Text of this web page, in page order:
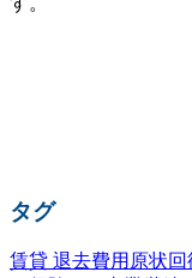
タグ
賃貸 退去費用 原状回